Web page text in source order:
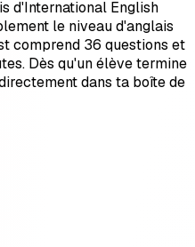
d'International English
le niveau d'anglais
comprend 36 questions et
Dès qu'un élève termine
dans ta boîte de